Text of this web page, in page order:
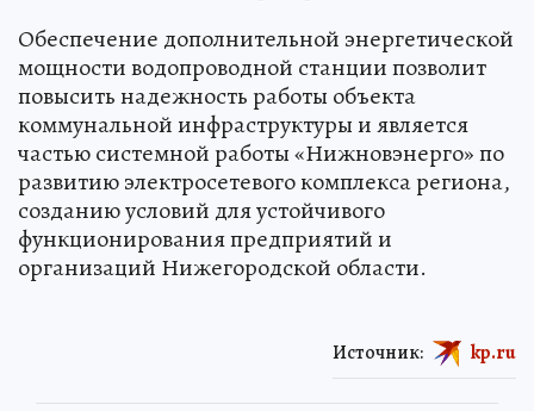
Обеспечение дополнительной энергетической
мощности водопроводной станции позволит
повысить надежность работы объекта
коммунальной инфраструктуры и является
частью системной работы «Нижновэнерго» по
развитию электросетевого комплекса региона,
созданию условий для устойчивого
функционирования предприятий и
организаций Нижегородской области.
Источник: kp.ru